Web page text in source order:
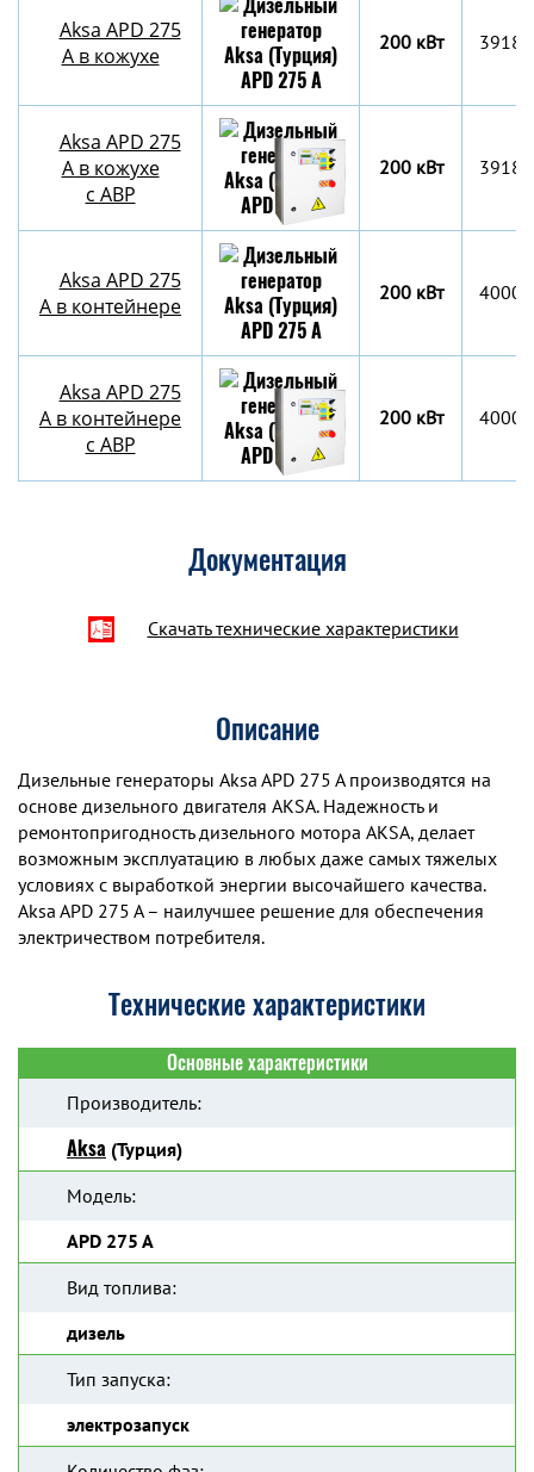
Aksa APD 275
A в кожухе
200 кВт
Aksa APD 275
A в кожухе
с АВР
200 кВт
Aksa APD 275
A в контейнере
200 кВт
Aksa APD 275
A в контейнере
c АВР
200 кВт
Документация
Скачать технические характеристики
Описание
Дизельные генераторы Aksa APD 275 A производятся на
основе дизельного двигателя AKSA. Надежность и
ремонтопригодность дизельного мотора AKSA, делает
возможным эксплуатацию в любых даже самых тяжелых
условиях с выработкой энергии высочайшего качества.
Aksa APD 275 A – наилучшее решение для обеспечения
электричеством потребителя.
Технические характеристики
Основные характеристики
Производитель:
Aksa (Турция)
Модель:
APD 275 A
Вид топлива:
дизель
Тип запуска:
электрозапуск